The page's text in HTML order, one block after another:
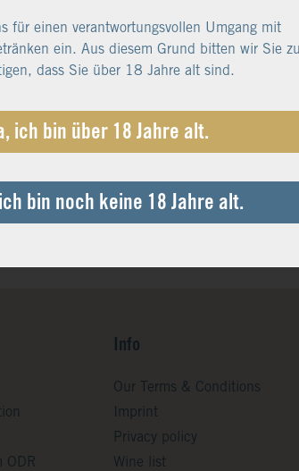
ODR
Info
Our Terms & Conditions
Imprint
Privacy policy
Wine list
für einen verantwortungsvollen Umgang mit
ein. Aus diesem Grund bitten wir Sie zu
dass Sie über 18 Jahre alt sind.
ich bin über 18 Jahre alt.
bin noch keine 18 Jahre alt.